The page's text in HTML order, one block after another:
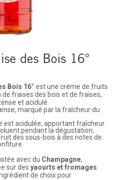
des Bois 16°
Bois 16° est une crème de fruits
fraises des bois et de fraises,
et acidulé.
marqué par la fraîcheur du
est acidulée, apportant fraîcheur
pendant la dégustation,
des sous-bois à des notes de
avec du Champagne,
sur des yaourts et fromages
de choix pour